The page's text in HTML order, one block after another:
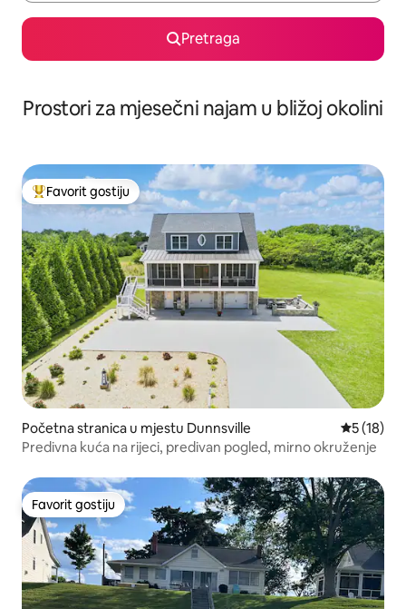
Pretraga
Prostori za mjesečni najam u bližoj okolini
Glavni favorit gostiju
Favorit gostiju
Početna stranica u mjestu Dunnsville prosječna
5 (18)
Predivna kuća na rijeci, predivan pogled, mirno okruženje
Favorit gostiju
Favorit gostiju